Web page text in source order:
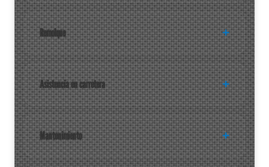
Remolque
Asistencia en carretera
Mantenimiento